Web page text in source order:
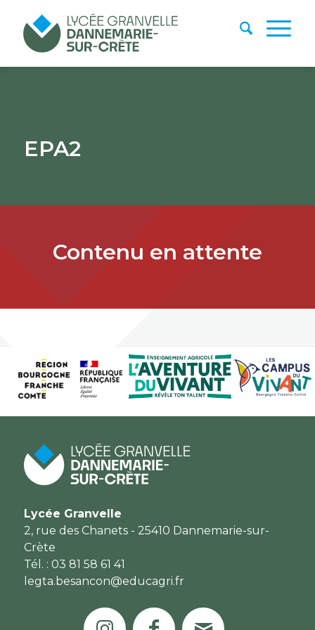
EPA2
Contenu en attente
Lycée Granvelle
2, rue des Chanets - 25410 Dannemarie-sur-
Crète
Tél. : 03 81 58 61 41
legta.besancon@educagri.fr